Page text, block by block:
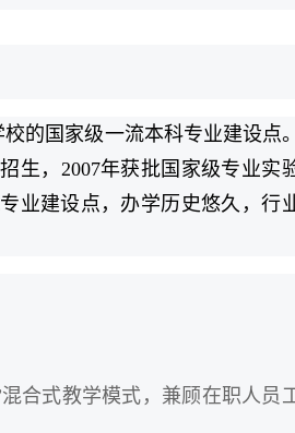
的国家级一流本科专业建设点
生，2007年获批国家级专业实
业建设点，办学历史悠久，行
合式教学模式，兼顾在职人员